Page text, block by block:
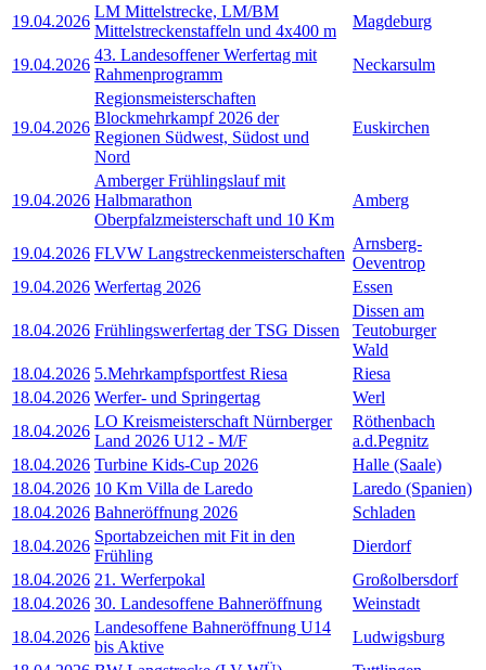
19.04.2026
LM Mittelstrecke, LM/BM
Mittelstreckenstaffeln und 4x400 m
Magdeburg
19.04.2026
43. Landesoffener Werfertag mit
Rahmenprogramm
Neckarsulm
19.04.2026
Regionsmeisterschaften
Blockmehrkampf 2026 der
Regionen Südwest, Südost und
Nord
Euskirchen
19.04.2026
Amberger Frühlingslauf mit
Halbmarathon
Oberpfalzmeisterschaft und 10 Km
Amberg
19.04.2026 FLVW Langstreckenmeisterschaften
Arnsberg-
Oeventrop
19.04.2026 Werfertag 2026 Essen
18.04.2026 Frühlingswerfertag der TSG Dissen
Dissen am
Teutoburger
Wald
18.04.2026 5.Mehrkampfsportfest Riesa
Riesa
18.04.2026 Werfer- und Springertag
Werl
18.04.2026
LO Kreismeisterschaft Nürnberger
Land 2026 U12 - M/F
Röthenbach
a.d.Pegnitz
18.04.2026 Turbine Kids-Cup 2026
Halle (Saale)
18.04.2026 10 Km Villa de Laredo
Laredo (Spanien)
18.04.2026 Bahneröffnung 2026
Schladen
18.04.2026
Sportabzeichen mit Fit in den
Frühling
Dierdorf
18.04.2026 21. Werferpokal
Großolbersdorf
18.04.2026 30. Landesoffene Bahneröffnung
Weinstadt
18.04.2026
Landesoffene Bahneröffnung U14
bis Aktive
Ludwigsburg